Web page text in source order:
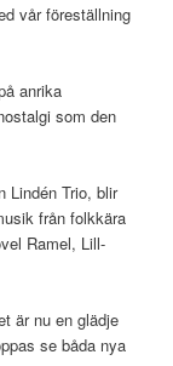
vår föreställning
anrika
som den
Lindén Trio, blir
från folkkära
Ramel, Lill-
är nu en glädje
se båda nya